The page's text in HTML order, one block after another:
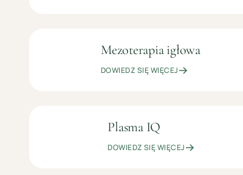
OD
ZŁ
KOSMETOLOGIA
ESTETYCZNA
Mezoterapia igłowa
DOWIEDZ SIĘ WIĘCEJ
OD
ZŁ
Plasma IQ
DOWIEDZ SIĘ WIĘCEJ